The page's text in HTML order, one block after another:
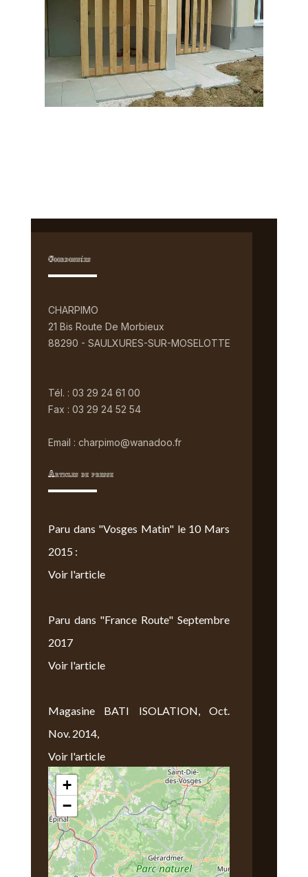
Coordonnées
CHARPIMO
21 Bis Route De Morbieux
88290 - SAULXURES-SUR-MOSELOTTE
Tél. : 03 29 24 61 00
Fax : 03 29 24 52 54
Email : charpimo@wanadoo.fr
Articles de presse
Paru dans "Vosges Matin" le 10 Mars
2015 :
Voir l'article
Paru dans "France Route" Septembre
2017
Voir l'article
Magasine BATI ISOLATION, Oct.
Nov. 2014,
Voir l'article
Nous Trouver
+
−